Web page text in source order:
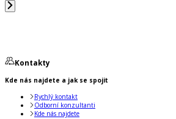
Kontakty
Kde nás najdete a jak se spojit
Rychlý kontakt
Odborní konzultanti
Kde nás najdete